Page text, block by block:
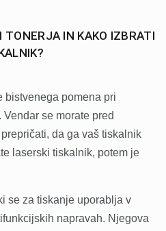
TONERJA IN KAKO IZBRATI
bistvenega pomena pri
se morate pred
da ga vaš tiskalnik
laserski tiskalnik, potem je
se za tiskanje uporablja v
napravah. Njegova